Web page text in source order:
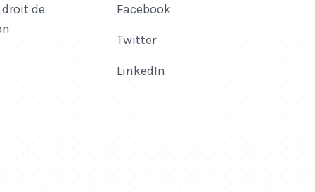
de
Facebook
Twitter
LinkedIn